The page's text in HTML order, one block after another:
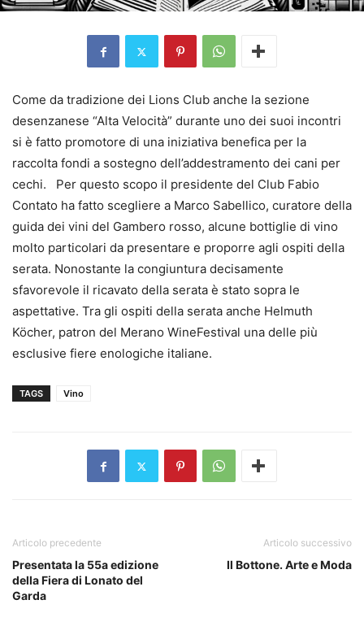
Come da tradizione dei Lions Club anche la sezione
desenzanese “Alta Velocità” durante uno dei suoi incontri
si è fatto promotore di una iniziativa benefica per la
raccolta fondi a sostegno dell’addestramento dei cani per
cechi. Per questo scopo il presidente del Club Fabio
Contato ha fatto scegliere a Marco Sabellico, curatore della
guida dei vini del Gambero rosso, alcune bottiglie di vino
molto particolari da presentare e proporre agli ospiti della
serata. Nonostante la congiuntura decisamente
sfavorevole il ricavato della serata è stato sopra le
aspettative. Tra gli ospiti della serata anche Helmuth
Köcher, patron del Merano WineFestival una delle più
esclusive fiere enologiche italiane.
TAGS Vino
Articolo precedente
Presentata la 55a edizione
della Fiera di Lonato del
Garda
Articolo successivo
Il Bottone. Arte e Moda